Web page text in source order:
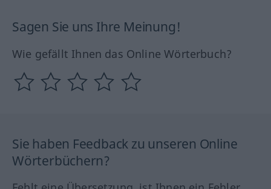
Sagen Sie uns Ihre Meinung!
Wie gefällt Ihnen das Online Wörterbuch?
Sie haben Feedback zu unseren Online
Wörterbüchern?